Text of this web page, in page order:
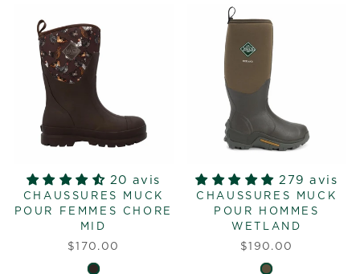
20 avis
CHAUSSURES MUCK
POUR FEMMES CHORE
MID
$170.00
279 avis
CHAUSSURES MUCK
POUR HOMMES
WETLAND
$190.00